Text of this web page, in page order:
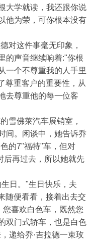
大学就读，我还跟你说
他为荣，可你根本没有
对这件事毫无印象，
的声音继续响着:"你根
一个不尊重我的人手里
尊重客户的重要性，从
去尊重他的每一位客
雪佛莱汽车展销室，
间。闲谈中，她告诉乔
的7"福特"车，但对
后再过去，所以她就先
日。"生日快乐，夫
随便看看，接着出去交
喜欢白色车，既然您
双门式轿车，也是白色
递给乔·吉拉德一束玫